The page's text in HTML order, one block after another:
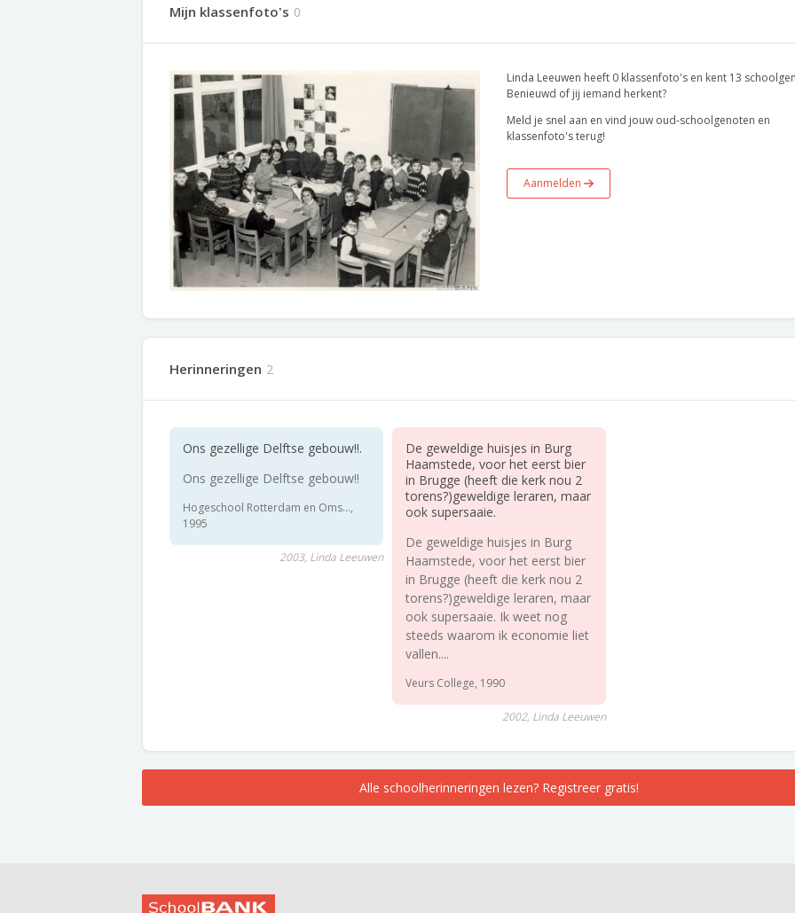
Mijn klassenfoto's 0
Linda Leeuwen heeft 0 klassenfoto's en kent 13
Benieuwd of jij iemand herkent?
Meld je snel aan en vind jouw oud-schoolgenoten en
klassenfoto's terug!
Aanmelden
Herinneringen 2
Ons gezellige Delftse gebouw!!.
Ons gezellige Delftse gebouw!!
Hogeschool Rotterdam en Oms...,
1995
2003, Linda Leeuwen
De geweldige huisjes in Burg
Haamstede, voor het eerst bier
in Brugge (heeft die kerk nou 2
torens?)geweldige leraren, maar
ook supersaaie.
De geweldige huisjes in Burg
Haamstede, voor het eerst bier
in Brugge (heeft die kerk nou 2
torens?)geweldige leraren, maar
ook supersaaie. Ik weet nog
steeds waarom ik economie liet
vallen....
Veurs College, 1990
2002, Linda Leeuwen
Alle schoolherinneringen lezen? Registreer gratis!